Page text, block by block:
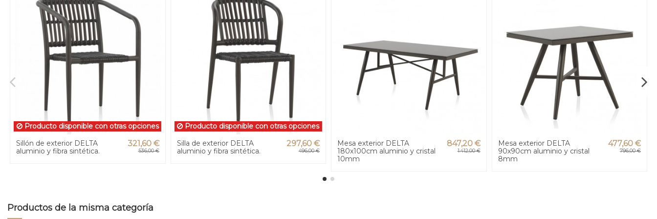
Producto disponible con otras opciones
Sillón de exterior DELTA
aluminio y fibra sintética.
321,60 €
536,00 €
Producto disponible con otras opciones
Silla de exterior DELTA
aluminio y fibra sintética.
297,60 €
496,00 €
Mesa exterior DELTA
180x100cm aluminio y cristal
10mm
847,20 €
1.412,00 €
Mesa exterior DELTA
90x90cm aluminio y cristal
8mm
477,60 €
796,00 €
Productos de la misma categoría